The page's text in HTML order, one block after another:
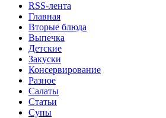
RSS-лента
Главная
Вторые блюда
Выпечка
Детские
Закуски
Консервирование
Разное
Салаты
Статьи
Супы